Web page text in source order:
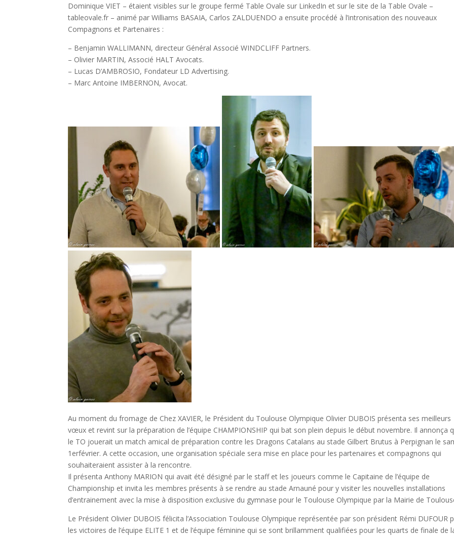
Dominique VIET – étaient visibles sur le groupe fermé Table Ovale sur LinkedIn et sur le site de la Table Ovale –
tableovale.fr – animé par Williams BASAIA, Carlos ZALDUENDO a ensuite procédé à l’intronisation des nouveaux
Compagnons et Partenaires :
– Benjamin WALLIMANN, directeur Général Associé WINDCLIFF Partners.
– Olivier MARTIN, Associé HALT Avocats.
– Lucas D’AMBROSIO, Fondateur LD Advertising.
– Marc Antoine IMBERNON, Avocat.
Au moment du fromage de Chez XAVIER, le Président du Toulouse Olympique Olivier DUBOIS présenta ses meilleurs
vœux et revint sur la préparation de l’équipe CHAMPIONSHIP qui bat son plein depuis le début novembre. Il annonça
le TO jouerait un match amical de préparation contre les Dragons Catalans au stade Gilbert Brutus à Perpignan le
1erfévrier. A cette occasion, une organisation spéciale sera mise en place pour les partenaires et compagnons qui
souhaiteraient assister à la rencontre.
Il présenta Anthony MARION qui avait été désigné par le staff et les joueurs comme le Capitaine de l’équipe de
Championship et invita les membres présents à se rendre au stade Arnauné pour y visiter les nouvelles installations
d’entrainement avec la mise à disposition exclusive du gymnase pour le Toulouse Olympique par la Mairie de
Le Président Olivier DUBOIS félicita l’Association Toulouse Olympique représentée par son président Rémi DUFOUR
les victoires de l’équipe ELITE 1 et de l’équipe féminine qui se sont brillamment qualifiées pour les quarts de finale de